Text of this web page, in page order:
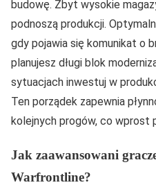
budowę. Zbyt wysokie
podnoszą produkcji.
gdy pojawia się komunikat o
planujesz długi blok
sytuacjach inwestuj w
Ten porządek zapewnia
kolejnych progów, co wprost
Jak zaawansowani
Warfrontline?